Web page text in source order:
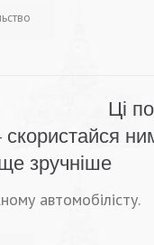
Ці
зручніше
автомобілісту.